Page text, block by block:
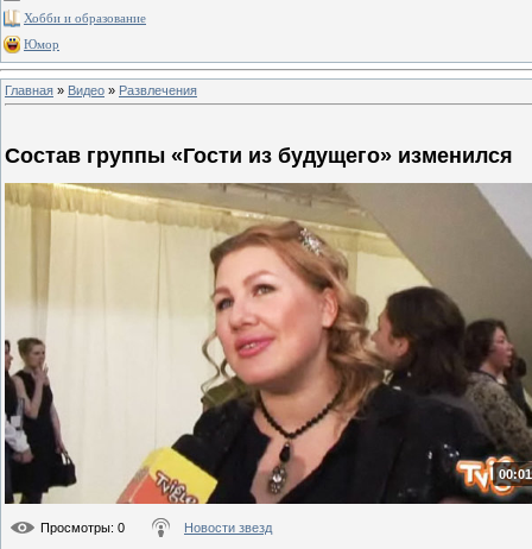
Хобби и образование
Юмор
Главная » Видео » Развлечения
Состав группы «Гости из будущего» изменился
Просмотры: 0 Новости звезд